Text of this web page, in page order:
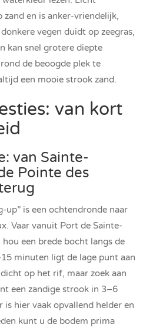
en is anker-vriendelijk,
vegen duidt op zeegras,
kan snel grotere diepte
de beoogde plek te
een mooie strook zand.
van kort
van Sainte-
Pointe des
up” is een ochtendronde naar
Vaar vanuit Port de Sainte-
een brede bocht langs de
minuten ligt de lage punt aan
op het rif, maar zoek aan
een zandige strook in 3–6
hier vaak opvallend helder en
kunt u de bodem prima